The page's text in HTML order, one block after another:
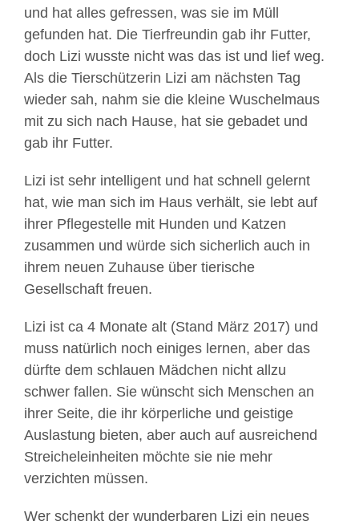
und hat alles gefressen, was sie im Müll
gefunden hat. Die Tierfreundin gab ihr Futter,
doch Lizi wusste nicht was das ist und lief weg.
Als die Tierschützerin Lizi am nächsten Tag
wieder sah, nahm sie die kleine Wuschelmaus
mit zu sich nach Hause, hat sie gebadet und
gab ihr Futter.
Lizi ist sehr intelligent und hat schnell gelernt
hat, wie man sich im Haus verhält, sie lebt auf
ihrer Pflegestelle mit Hunden und Katzen
zusammen und würde sich sicherlich auch in
ihrem neuen Zuhause über tierische
Gesellschaft freuen.
Lizi ist ca 4 Monate alt (Stand März 2017) und
muss natürlich noch einiges lernen, aber das
dürfte dem schlauen Mädchen nicht allzu
schwer fallen. Sie wünscht sich Menschen an
ihrer Seite, die ihr körperliche und geistige
Auslastung bieten, aber auch auf ausreichend
Streicheleinheiten möchte sie nie mehr
verzichten müssen.
Wer schenkt der wunderbaren Lizi ein neues